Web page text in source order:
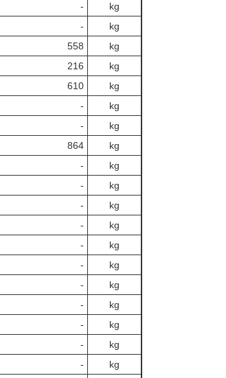
‐
kg
‐
kg
558
kg
216
kg
610
kg
‐
kg
‐
kg
864
kg
‐
kg
‐
kg
‐
kg
‐
kg
‐
kg
‐
kg
‐
kg
‐
kg
‐
kg
‐
kg
‐
kg